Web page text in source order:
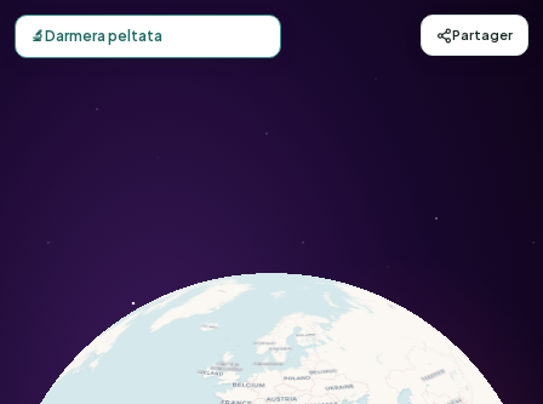
Carte d'observation du Darmera peltata (Darmera
🔬Darmera peltata Partager